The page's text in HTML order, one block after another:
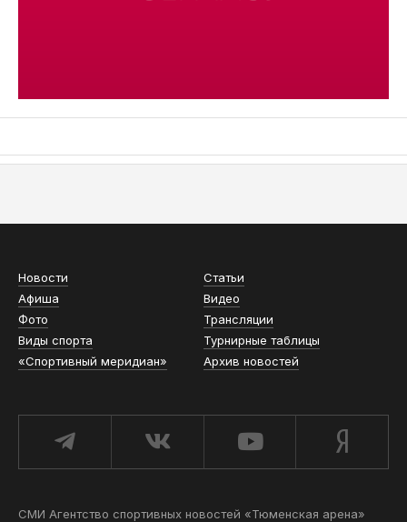
Новости
Статьи
Афиша
Видео
Фото
Трансляции
Виды спорта
Турнирные таблицы
«Спортивный меридиан»
Архив новостей
СМИ Агентство спортивных новостей «Тюменская арена»